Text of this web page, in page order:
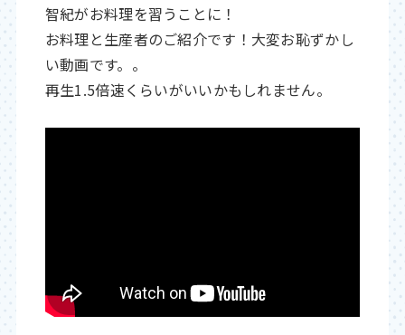
智紀がお料理を習うことに！
お料理と生産者のご紹介です！大変お恥ずかし
い動画です。。
再生1.5倍速くらいがいいかもしれません。